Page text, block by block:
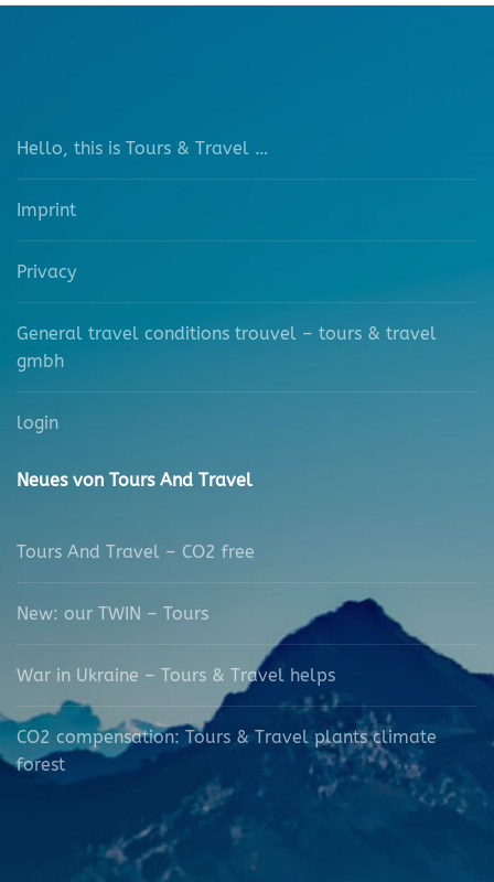
Hello, this is Tours & Travel …
Imprint
Privacy
General travel conditions trouvel – tours & travel
gmbh
login
Neues von Tours And Travel
Tours And Travel – CO2 free
New: our TWIN – Tours
War in Ukraine – Tours & Travel helps
CO2 compensation: Tours & Travel plants climate
forest